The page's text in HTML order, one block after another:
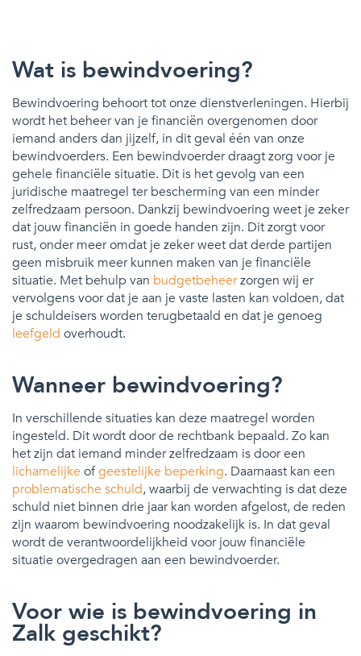
Wat is bewindvoering?
Bewindvoering behoort tot onze dienstverleningen. Hierbij
wordt het beheer van je financiën overgenomen door
iemand anders dan jijzelf, in dit geval één van onze
bewindvoerders. Een bewindvoerder draagt zorg voor je
gehele financiële situatie. Dit is het gevolg van een
juridische maatregel ter bescherming van een minder
zelfredzaam persoon. Dankzij bewindvoering weet je zeker
dat jouw financiën in goede handen zijn. Dit zorgt voor
rust, onder meer omdat je zeker weet dat derde partijen
geen misbruik meer kunnen maken van je financiële
situatie. Met behulp van budgetbeheerzorgen wij er
vervolgens voor dat je aan je vaste lasten kan voldoen, dat
je schuldeisers worden terugbetaald en dat je genoeg
leefgeld overhoudt.
Wanneer bewindvoering?
In verschillende situaties kan deze maatregel worden
ingesteld. Dit wordt door de rechtbank bepaald. Zo kan
het zijn dat iemand minder zelfredzaam is door een
lichamelijke ofgeestelijke beperking. Daarnaast kan een
problematische schuld, waarbij de verwachting is dat deze
schuld niet binnen drie jaar kan worden afgelost, de reden
zijn waarom bewindvoering noodzakelijk is. In dat geval
wordt de verantwoordelijkheid voor jouw financiële
situatie overgedragen aan een bewindvoerder.
Voor wie is bewindvoering in
Zalk geschikt?